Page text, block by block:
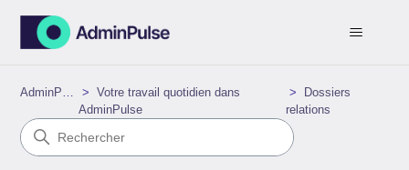
AdminPulse
Votre travail quotidien dans
AdminPulse
Dossiers
relations